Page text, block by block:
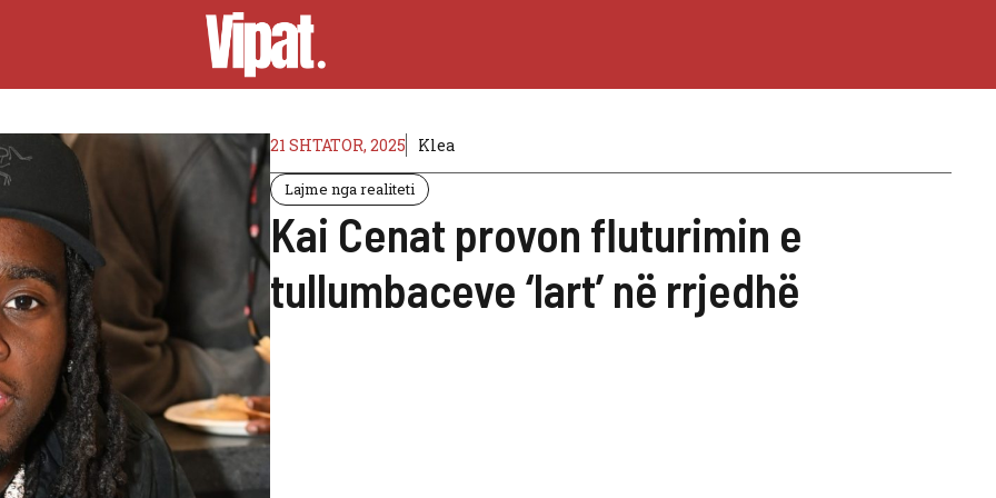
21 SHTATOR, 2025 Klea
Lajme nga realiteti
Kai Cenat provon fluturimin e
tullumbaceve ‘lart’ në rrjedhë